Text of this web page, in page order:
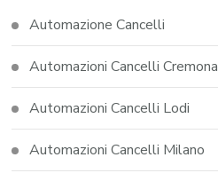
Automazione Cancelli
Automazioni Cancelli Cremona
Automazioni Cancelli Lodi
Automazioni Cancelli Milano